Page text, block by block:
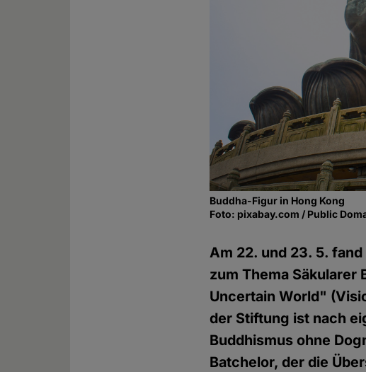
Buddha-Figur in Hong Kong
Foto: pixabay.com / Public
Am 22. und 23. 5.
zum Thema Säkularer
Uncertain World"
der Stiftung ist nach
Buddhismus ohne
Batchelor, der die